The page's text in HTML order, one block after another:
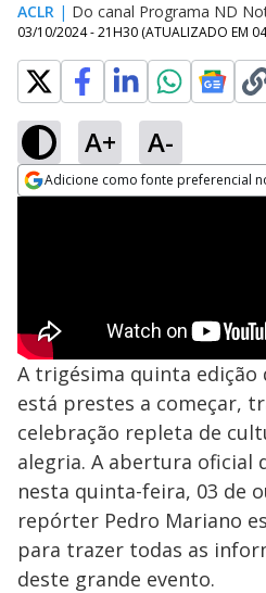
ACLR | Do canal Programa ND
03/10/2024 - 21H30 (ATUALIZADO EM
A+ A-
Adicione como fonte preferencial
A trigésima quinta edição
está prestes a começar,
celebração repleta de
alegria. A abertura oficial
nesta quinta-feira, 03 de
repórter Pedro Mariano
para trazer todas as
deste grande evento.